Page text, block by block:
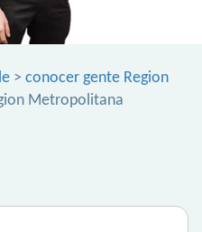
> conocer gente Region
Metropolitana